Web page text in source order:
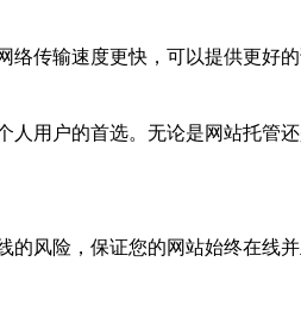
传输速度更快，可以提供更好的
用户的首选。无论是网站托管
风险，保证您的网站始终在线并